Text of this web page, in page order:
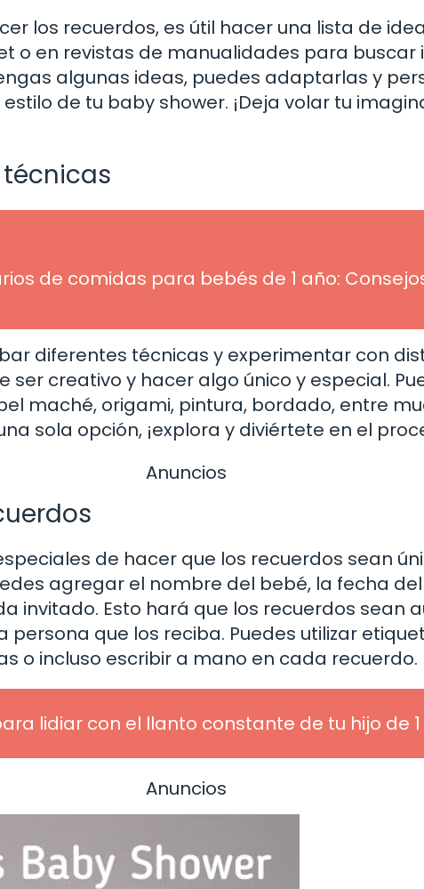
los recuerdos, es útil hacer una lista de
o en revistas de manualidades para buscar
algunas ideas, puedes adaptarlas y
de tu baby shower. ¡Deja volar tu
de comidas para bebés de 1 año:
diferentes técnicas y experimentar con
ser creativo y hacer algo único y especial.
maché, origami, pintura, bordado, entre
sola opción, ¡explora y diviértete en el
Anuncios
de hacer que los recuerdos sean
agregar el nombre del bebé, la fecha
invitado. Esto hará que los recuerdos sean
que los reciba. Puedes utilizar
o incluso escribir a mano en cada recuerdo.
lidiar con el llanto constante de tu hijo de
Anuncios